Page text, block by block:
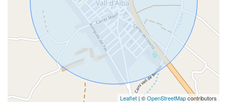
Leaflet | ©OpenStreetMapcontributors